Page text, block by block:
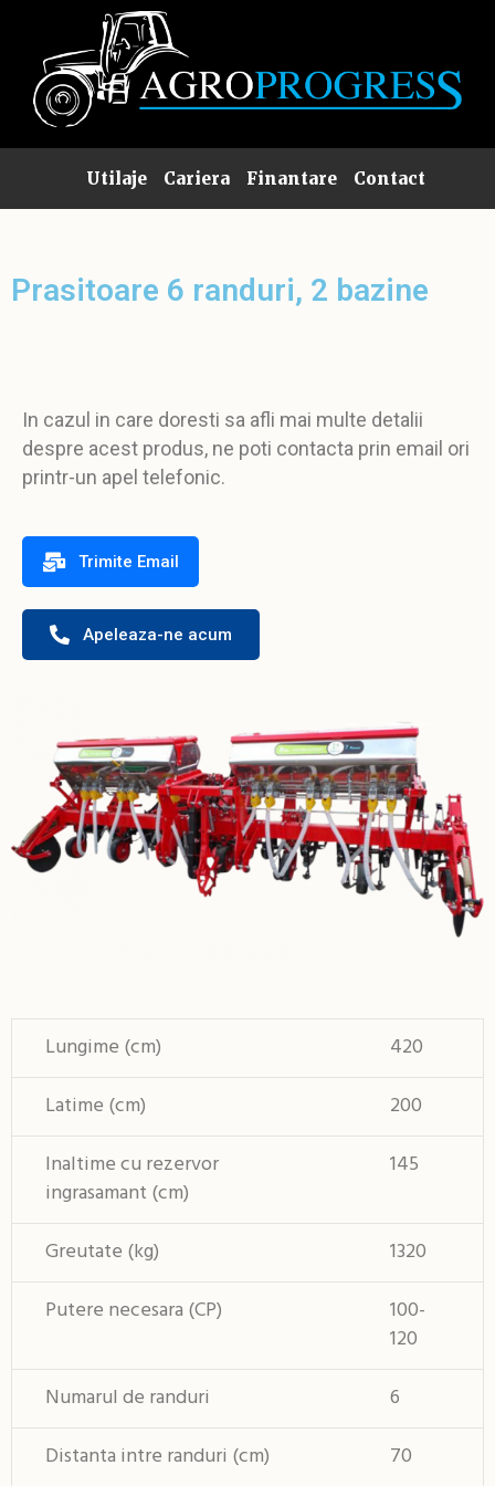
Utilaje Cariera Finantare Contact
Prasitoare 6 randuri, 2 bazine
In cazul in care doresti sa afli mai multe detalii
despre acest produs, ne poti contacta prin email ori
printr-un apel telefonic.
Trimite Email
Apeleaza-ne acum
Lungime (cm)
420
Latime (cm)
200
Inaltime cu rezervor
ingrasamant (cm)
145
Greutate (kg)
1320
Putere necesara (CP)
100-
120
Numarul de randuri
6
Distanta intre randuri (cm)
70